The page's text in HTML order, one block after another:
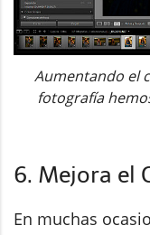
Aumentando el
fotografía
6. Mejora el
En muchas